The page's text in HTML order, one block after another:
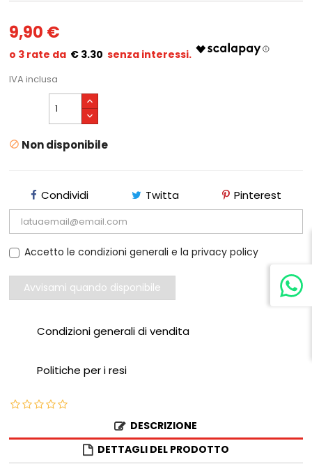
9,90 €
€ 3.30
IVA inclusa
 Non disponibile
Condividi Twitta Pinterest
Accetto le condizioni generali e la privacy policy
Avvisami quando disponibile
Condizioni generali di vendita
Politiche per i resi
DESCRIZIONE
DETTAGLI DEL PRODOTTO